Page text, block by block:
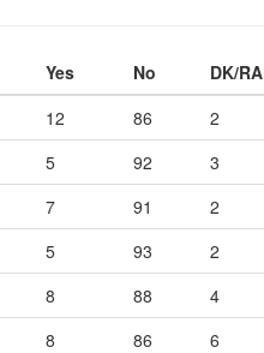
Yes No
DK/RA
12 86
2
5 92
3
7 91
2
5 93
2
8 88
4
8 86 6